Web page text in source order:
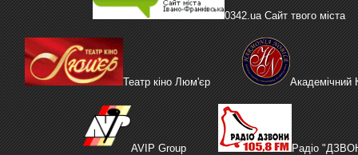
0342.ua Сайт твого міста
Театр кіно Люм'єр Академічний
AVIP Group Радіо